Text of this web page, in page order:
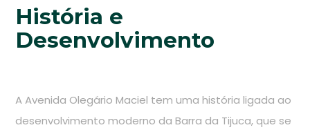
História e
Desenvolvimento
A Avenida Olegário Maciel tem uma história ligada ao
desenvolvimento moderno da Barra da Tijuca, que se